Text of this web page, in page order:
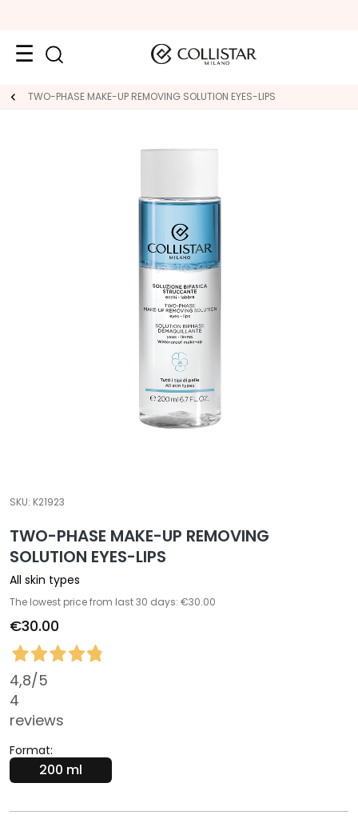
Face
C
e
a
n
s
e
r
M
k
s
n
TWO-PHASE MAKE-UP REMOVING SOLUTION EYES-LIPS
SKU: K21923
TWO-PHASE MAKE-UP REMOVING
SOLUTION EYES-LIPS
All skin types
The lowest price from last 30 days: €30.00
€30.00
4,8/5
4
reviews
Format:
200 ml